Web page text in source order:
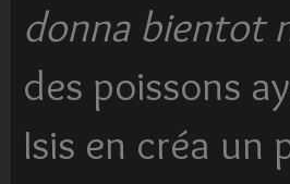
donna bientot
des poissons
Isis en créa un